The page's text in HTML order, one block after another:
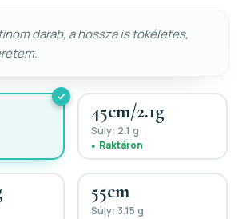
darab, a hossza is tökéletes,
45cm/2.1g
Súly: 2.1 g
Raktáron
55cm
Súly: 3.15 g